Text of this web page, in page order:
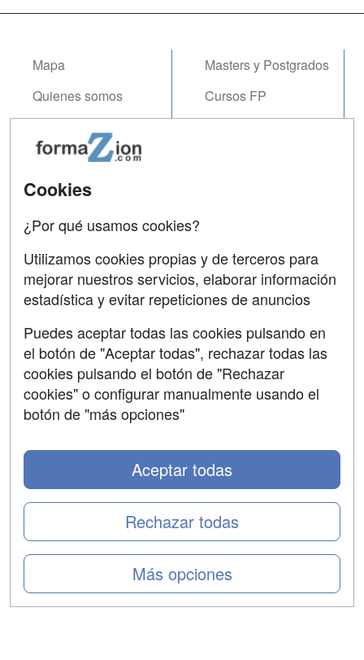
Mapa
Quienes somos
Acceso Usuarios
Acceso Centros
Masters y Postgrados
Cursos FP
Contactar
Confidencialidad
Copyleft
SÍGUENOS EN:
Cookies
¿Por qué usamos cookies?
Utilizamos cookies propias y de terceros para
mejorar nuestros servicios, elaborar información
estadística y evitar repeticiones de anuncios
Puedes aceptar todas las cookies pulsando en
el botón de "Aceptar todas", rechazar todas las
cookies pulsando el botón de "Rechazar
cookies" o configurar manualmente usando el
botón de "más opciones"
Más opciones
Rechazar todas
Aceptar todas